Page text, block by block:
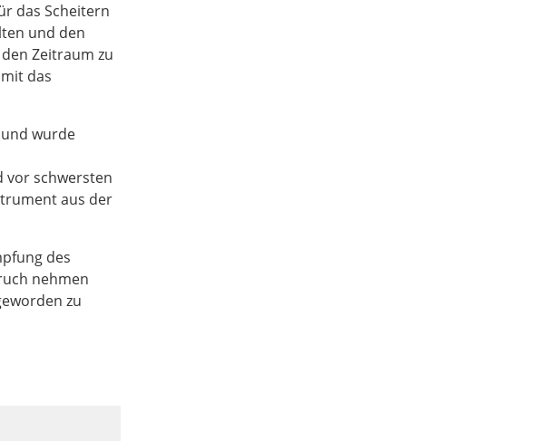
das Scheitern
und den
Zeitraum zu
das
wurde
vor schwersten
aus der
des
nehmen
zu